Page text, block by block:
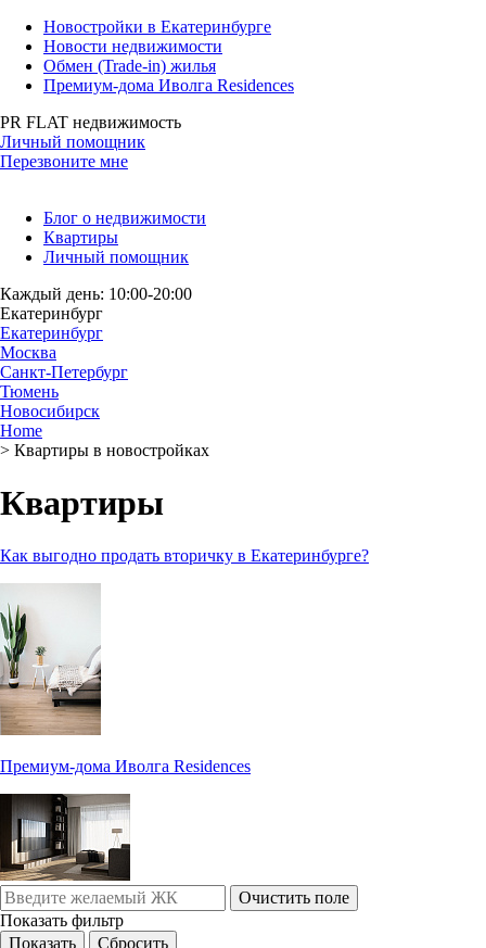
Новостройки в Екатеринбурге
Новости недвижимости
Обмен (Trade-in) жилья
Премиум-дома Иволга Residences
PR FLAT недвижимость
Личный помощник
Перезвоните мне
Блог о недвижимости
Квартиры
Личный помощник
Каждый день: 10:00-20:00
Екатеринбург
Екатеринбург
Москва
Санкт-Петербург
Тюмень
Новосибирск
Home
> Квартиры в новостройках
Квартиры
Как выгодно продать вторичку в Екатеринбурге?
Премиум-дома Иволга Residences
Очистить поле
Показать фильтр